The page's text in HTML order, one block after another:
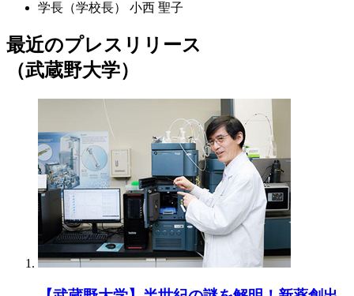
学長（学校長）
小西 聖子
最近のプレスリリース
（武蔵野大学）